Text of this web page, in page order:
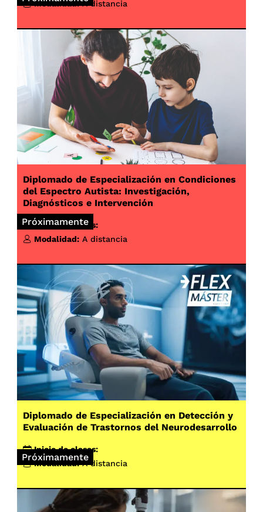
Modalidad: A distancia
Próximamente
Diplomado de Especialización en Condiciones
del Espectro Autista: Investigación,
Diagnósticos e Intervención
Inicio de clases:
Modalidad: A distancia
Próximamente
Diplomado de Especialización en Detección y
Evaluación de Trastornos del Neurodesarrollo
Inicio de clases:
Modalidad: A distancia